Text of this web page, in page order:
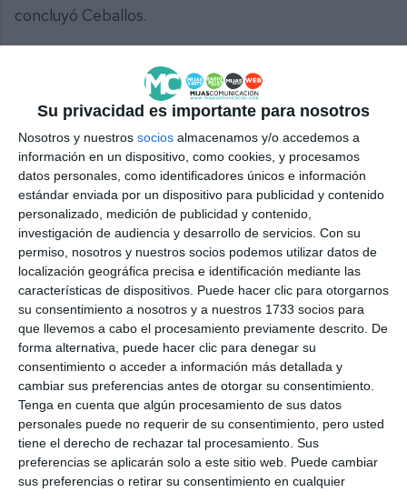
Su privacidad es importante para nosotros
Nosotros y nuestros socios almacenamos y/o accedemos a
información en un dispositivo, como cookies, y procesamos
datos personales, como identificadores únicos e información
estándar enviada por un dispositivo para publicidad y contenido
personalizado, medición de publicidad y contenido,
investigación de audiencia y desarrollo de servicios. Con su
permiso, nosotros y nuestros socios podemos utilizar datos de
localización geográfica precisa e identificación mediante las
características de dispositivos. Puede hacer clic para otorgarnos
su consentimiento a nosotros y a nuestros 1733 socios para
que llevemos a cabo el procesamiento previamente descrito. De
forma alternativa, puede hacer clic para denegar su
consentimiento o acceder a información más detallada y
cambiar sus preferencias antes de otorgar su consentimiento.
Tenga en cuenta que algún procesamiento de sus datos
personales puede no requerir de su consentimiento, pero usted
tiene el derecho de rechazar tal procesamiento. Sus
preferencias se aplicarán solo a este sitio web. Puede cambiar
sus preferencias o retirar su consentimiento en cualquier
concluyó Ceballos.
https://mijascom.com/?a=33294
AFESOL CALENDARIO MIJAS ANIVERSARIO SALUD
MENTAL